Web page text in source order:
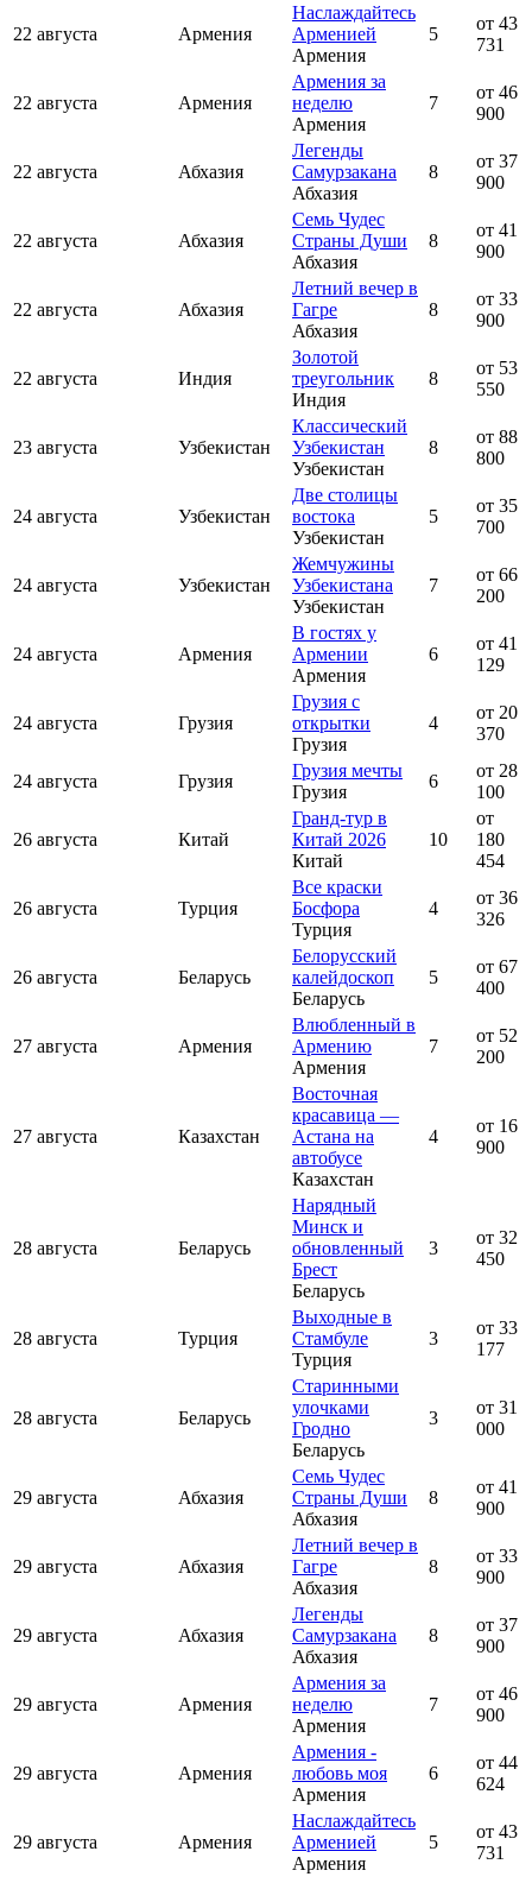
22 августа Армения
Наслаждайтесь
Арменией
Армения
5
от 43
731
22 августа Армения
Армения за
неделю
Армения
7
от 46
900
22 августа Абхазия
Легенды
Самурзакана
Абхазия
8
от 37
900
22 августа Абхазия
Семь Чудес
Страны Души
Абхазия
8
от 41
900
22 августа Абхазия
Летний вечер в
Гагре
Абхазия
8
от 33
900
22 августа Индия
Золотой
треугольник
Индия
8
от 53
550
23 августа Узбекистан
Классический
Узбекистан
Узбекистан
8
от 88
800
24 августа Узбекистан
Две столицы
востока
Узбекистан
5
от 35
700
24 августа Узбекистан
Жемчужины
Узбекистана
Узбекистан
7
от 66
200
24 августа Армения
В гостях у
Армении
Армения
6
от 41
129
24 августа Грузия
Грузия с
открытки
Грузия
4
от 20
370
24 августа Грузия
Грузия мечты
Грузия
6
от 28
100
26 августа Китай
Гранд-тур в
Китай 2026
Китай
10
от
180
454
26 августа Турция
Все краски
Босфора
Турция
4
от 36
326
26 августа Беларусь
Белорусский
калейдоскоп
Беларусь
5
от 67
400
27 августа Армения
Влюбленный в
Армению
Армения
7
от 52
200
27 августа Казахстан
Восточная
красавица —
Астана на
автобусе
Казахстан
4
от 16
900
28 августа Беларусь
Нарядный
Минск и
обновленный
Брест
Беларусь
3
от 32
450
28 августа Турция
Выходные в
Стамбуле
Турция
3
от 33
177
28 августа Беларусь
Старинными
улочками
Гродно
Беларусь
3
от 31
000
29 августа Абхазия
Семь Чудес
Страны Души
Абхазия
8
от 41
900
29 августа Абхазия
Летний вечер в
Гагре
Абхазия
8
от 33
900
29 августа Абхазия
Легенды
Самурзакана
Абхазия
8
от 37
900
29 августа Армения
Армения за
неделю
Армения
7
от 46
900
29 августа Армения
Армения -
любовь моя
Армения
6
от 44
624
29 августа Армения
Наслаждайтесь
Арменией
Армения
5
от 43
731